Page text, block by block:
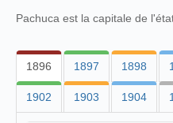
Pachuca est la capitale de
1896 1897 1898
1902 1903 1904